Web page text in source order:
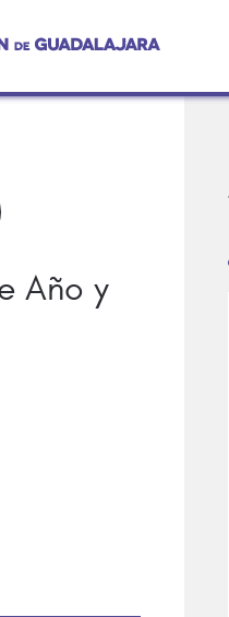
Año y